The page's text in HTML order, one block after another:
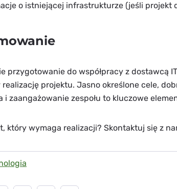
o istniejącej infrastrukturze (jeśli projekt
przygotowanie do współpracy z dostawcą
realizację projektu. Jasno określone cele,
i zaangażowanie zespołu to kluczowe
który wymaga realizacji? Skontaktuj się z